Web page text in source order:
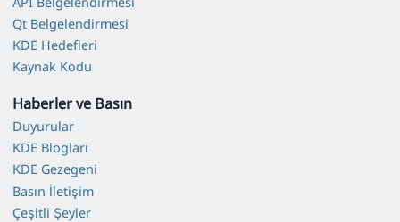
Qt Belgelendirmesi
KDE Hedefleri
Kaynak Kodu
Haberler ve Basın
Duyurular
KDE Blogları
KDE Gezegeni
Basın İletişim
Çeşitli Şeyler